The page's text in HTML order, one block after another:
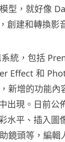
型，就好像
創建和轉換影
統，包括
Effect 和
新增的功能內
出現。日前公
水平、插入圖
鏡頭等，編輯